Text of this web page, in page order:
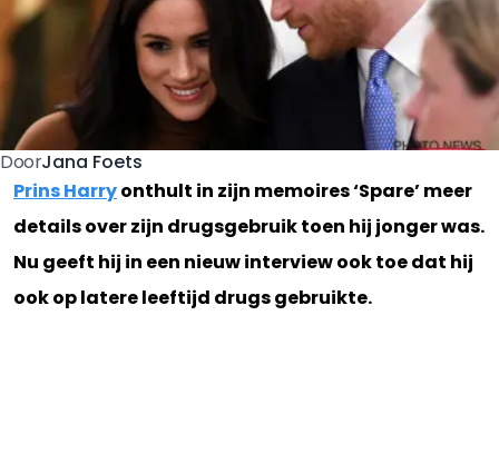
DoorJana Foets
Prins Harryonthult in zijn memoires ‘Spare’ meer
details over zijn drugsgebruik toen hij jonger was.
Nu geeft hij in een nieuw interview ook toe dat hij
ook op latere leeftijd drugs gebruikte.